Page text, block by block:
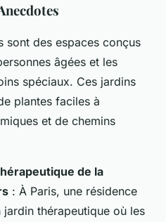
sont des espaces conçus
âgées et les
spéciaux. Ces jardins
plantes faciles à
et de chemins
de la
: À Paris, une résidence
thérapeutique où les